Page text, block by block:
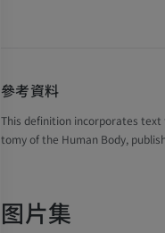
參考資料
This definition incorporates text
tomy of the Human Body,
图片集